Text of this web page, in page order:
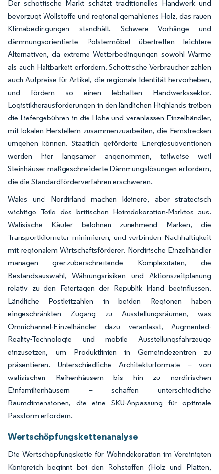
Der schottische Markt schätzt traditionelles Handwerk und
bevorzugt Wollstoffe und regional gemahlenes Holz, das rauen
Klimabedingungen standhält. Schwere Vorhänge und
dämmungsorientierte Polstermöbel übertreffen leichtere
Alternativen, da extreme Wetterbedingungen sowohl Wärme
als auch Haltbarkeit erfordern. Schottische Verbraucher zahlen
auch Aufpreise für Artikel, die regionale Identität hervorheben,
und fördern so einen lebhaften Handwerkssektor.
Logistikherausforderungen in den ländlichen Highlands treiben
die Liefergebühren in die Höhe und veranlassen Einzelhändler,
mit lokalen Herstellern zusammenzuarbeiten, die Fernstrecken
umgehen können. Staatlich geförderte Energiesubventionen
werden hier langsamer angenommen, teilweise weil
Steinhäuser maßgeschneiderte Dämmungslösungen erfordern,
die die Standardförderverfahren erschweren.
Wales und Nordirland machen kleinere, aber strategisch
wichtige Teile des britischen Heimdekoration-Marktes aus.
Walisische Käufer belohnen zunehmend Marken, die
Transportkilometer minimieren, und verbinden Nachhaltigkeit
mit regionalem Wirtschaftsförderer. Nordirische Einzelhändler
managen grenzüberschreitende Komplexitäten, die
Bestandsauswahl, Währungsrisiken und Aktionszeitplanung
relativ zu den Feiertagen der Republik Irland beeinflussen.
Ländliche Postleitzahlen in beiden Regionen haben
eingeschränkten Zugang zu Ausstellungsräumen, was
Omnichannel-Einzelhändler dazu veranlasst, Augmented-
Reality-Technologie und mobile Ausstellungsfahrzeuge
einzusetzen, um Produktlinien in Gemeindezentren zu
präsentieren. Unterschiedliche Architekturformate – von
walisischen Reihenhäusern bis hin zu nordirischen
Einfamilienhäusern – schaffen unterschiedliche
Raumdimensionen, die eine SKU-Anpassung für optimale
Passform erfordern.
Wertschöpfungskettenanalyse
Die Wertschöpfungskette für Wohndekoration im Vereinigten
Königreich beginnt bei den Rohstoffen (Holz und Platten,